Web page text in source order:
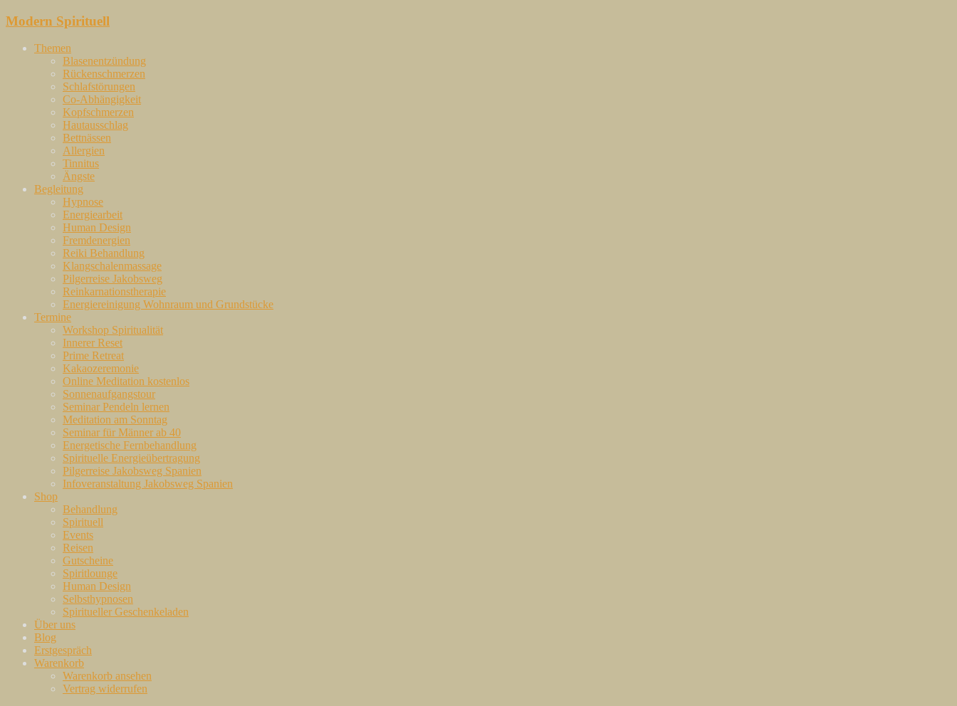
Zum
springen
Modern Spirituell
Themen
Blasenentzündung
Rückenschmerzen
Schlafstörungen
Co-Abhängigkeit
Kopfschmerzen
Hautausschlag
Bettnässen
Allergien
Tinnitus
Ängste
Begleitung
Hypnose
Energiearbeit
Human Design
Fremdenergien
Reiki Behandlung
Klangschalenmassage
Pilgerreise Jakobsweg
Reinkarnationstherapie
Energiereinigung Wohnraum und Grundstücke
Termine
Workshop Spiritualität
Innerer Reset
Prime Retreat
Kakaozeremonie
Online Meditation kostenlos
Sonnenaufgangstour
Seminar Pendeln lernen
Meditation am Sonntag
Seminar für Männer ab 40
Energetische Fernbehandlung
Spirituelle Energieübertragung
Pilgerreise Jakobsweg Spanien
Infoveranstaltung Jakobsweg Spanien
Shop
Behandlung
Spirituell
Events
Reisen
Gutscheine
Spiritlounge
Human Design
Selbsthypnosen
Spiritueller Geschenkeladen
Über uns
Blog
Erstgespräch
Warenkorb
Warenkorb ansehen
Vertrag widerrufen